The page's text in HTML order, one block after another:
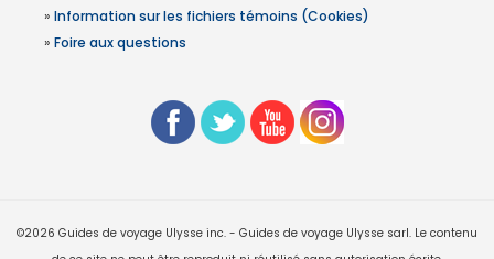
» Information sur les fichiers témoins (Cookies)
» Foire aux questions
©2026 Guides de voyage Ulysse inc. - Guides de voyage Ulysse sarl. Le contenu